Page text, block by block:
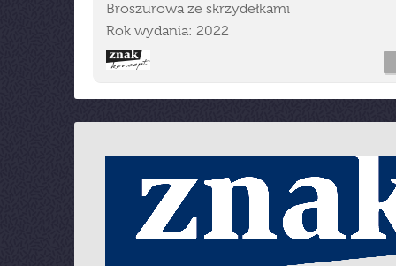
Broszurowa ze skrzydełkami
Rok wydania: 2022